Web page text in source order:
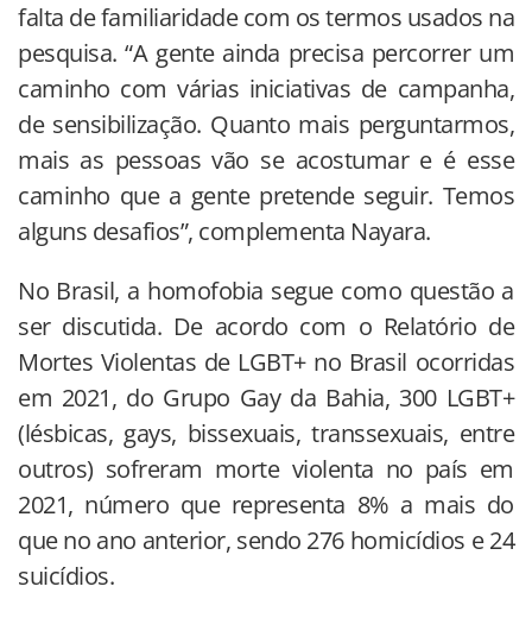
falta de familiaridade com os termos usados na
pesquisa. “A gente ainda precisa percorrer um
caminho com várias iniciativas de campanha,
de sensibilização. Quanto mais perguntarmos,
mais as pessoas vão se acostumar e é esse
caminho que a gente pretende seguir. Temos
alguns desafios”, complementa Nayara.
No Brasil, a homofobia segue como questão a
ser discutida. De acordo com o Relatório de
Mortes Violentas de LGBT+ no Brasil ocorridas
em 2021, do Grupo Gay da Bahia, 300 LGBT+
(lésbicas, gays, bissexuais, transsexuais, entre
outros) sofreram morte violenta no país em
2021, número que representa 8% a mais do
que no ano anterior, sendo 276 homicídios e 24
suicídios.